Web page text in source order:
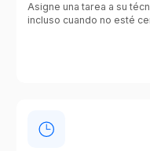
Asigne una tarea a su
incluso cuando no esté